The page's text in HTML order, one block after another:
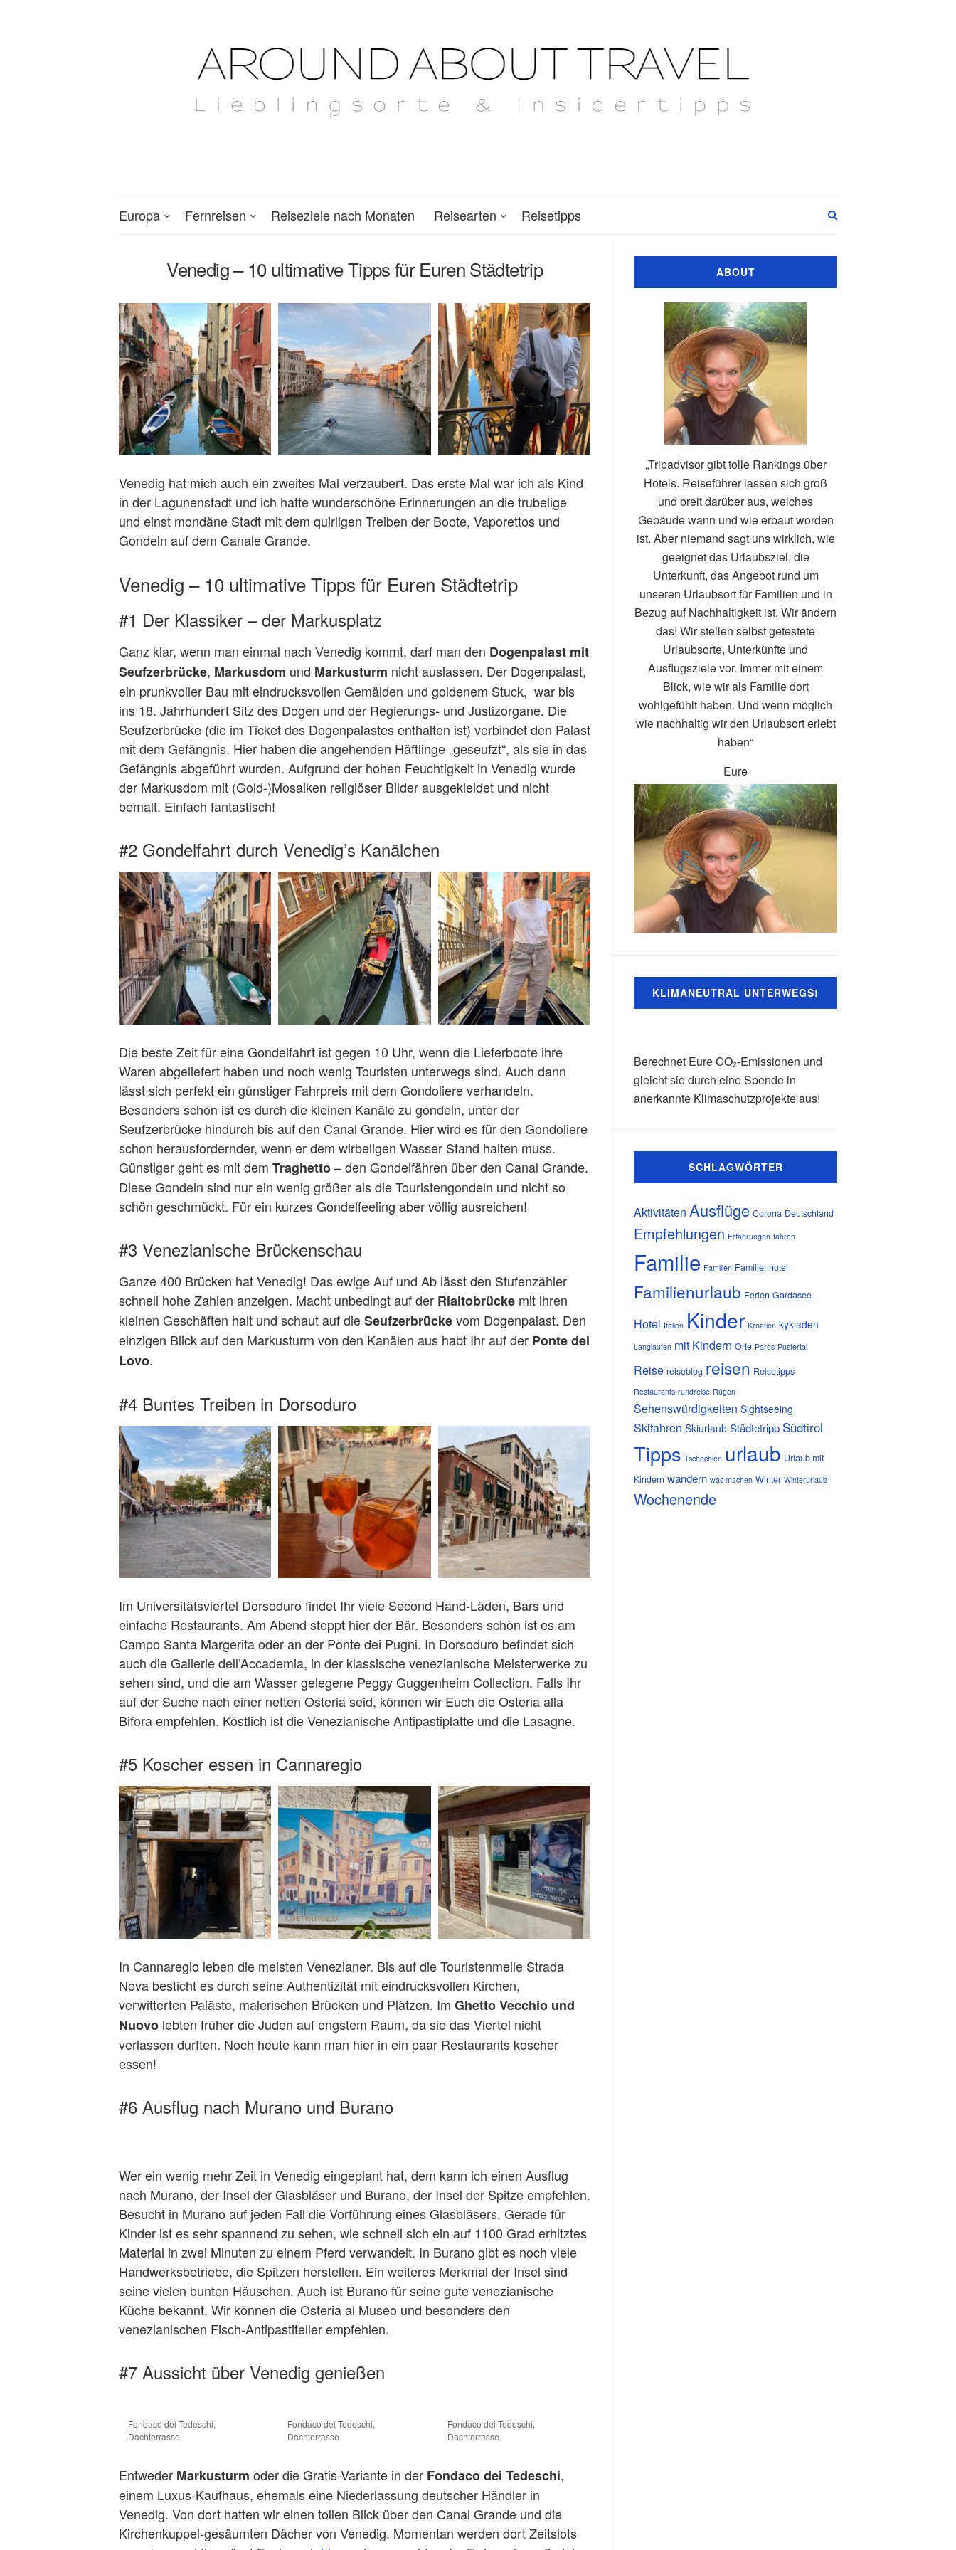
Europa Fernreisen Reiseziele nach Monaten Reisearten Reisetipps
Venedig – 10 ultimative Tipps für Euren Städtetrip
Venedig hat mich auch ein zweites Mal verzaubert. Das erste Mal war ich als Kind
in der Lagunenstadt und ich hatte wunderschöne Erinnerungen an die trubelige
und einst mondäne Stadt mit dem quirligen Treiben der Boote, Vaporettos und
Gondeln auf dem Canale Grande.
Venedig – 10 ultimative Tipps für Euren Städtetrip
#1 Der Klassiker – der Markusplatz
Ganz klar, wenn man einmal nach Venedig kommt, darf man den Dogenpalast mit
Seufzerbrücke, Markusdom und Markusturm nicht auslassen. Der Dogenpalast,
ein prunkvoller Bau mit eindrucksvollen Gemälden und goldenem Stuck, war bis
ins 18. Jahrhundert Sitz des Dogen und der Regierungs- und Justizorgane. Die
Seufzerbrücke (die im Ticket des Dogenpalastes enthalten ist) verbindet den Palast
mit dem Gefängnis. Hier haben die angehenden Häftlinge „geseufzt“, als sie in das
Gefängnis abgeführt wurden. Aufgrund der hohen Feuchtigkeit in Venedig wurde
der Markusdom mit (Gold-)Mosaiken religiöser Bilder ausgekleidet und nicht
bemalt. Einfach fantastisch!
#2 Gondelfahrt durch Venedig’s Kanälchen
Die beste Zeit für eine Gondelfahrt ist gegen 10 Uhr, wenn die Lieferboote ihre
Waren abgeliefert haben und noch wenig Touristen unterwegs sind. Auch dann
lässt sich perfekt ein günstiger Fahrpreis mit dem Gondoliere verhandeln.
Besonders schön ist es durch die kleinen Kanäle zu gondeln, unter der
Seufzerbrücke hindurch bis auf den Canal Grande. Hier wird es für den Gondoliere
schon herausfordernder, wenn er dem wirbeligen Wasser Stand halten muss.
Günstiger geht es mit dem Traghetto– den Gondelfähren über den Canal Grande.
Diese Gondeln sind nur ein wenig größer als die Touristengondeln und nicht so
schön geschmückt. Für ein kurzes Gondelfeeling aber völlig ausreichen!
#3 Venezianische Brückenschau
Ganze 400 Brücken hat Venedig! Das ewige Auf und Ab lässt den Stufenzähler
schnell hohe Zahlen anzeigen. Macht unbedingt auf der Rialtobrücke mit ihren
kleinen Geschäften halt und schaut auf dieSeufzerbrückevom Dogenpalast. Den
einzigen Blick auf den Markusturm von den Kanälen aus habt Ihr auf der Ponte del
Lovo.
#4 Buntes Treiben in Dorsoduro
Im Universitätsviertel Dorsoduro findet Ihr viele Second Hand-Läden, Bars und
einfache Restaurants. Am Abend steppt hier der Bär. Besonders schön ist es am
Campo Santa Margerita oder an der Ponte dei Pugni. In Dorsoduro befindet sich
auch die Gallerie dell’Accademia, in der klassische venezianische Meisterwerke zu
sehen sind, und die am Wasser gelegene Peggy Guggenheim Collection. Falls Ihr
auf der Suche nach einer netten Osteria seid, können wir Euch die Osteria alla
Bifora empfehlen. Köstlich ist die Venezianische Antipastiplatte und die Lasagne.
#5 Koscher essen in Cannaregio
In Cannaregio leben die meisten Venezianer. Bis auf die Touristenmeile Strada
Nova besticht es durch seine Authentizität mit eindrucksvollen Kirchen,
verwitterten Paläste, malerischen Brücken und Plätzen. Im Ghetto Vecchio und
Nuovo lebten früher die Juden auf engstem Raum, da sie das Viertel nicht
verlassen durften. Noch heute kann man hier in ein paar Restaurants koscher
essen!
#6 Ausflug nach Murano und Burano
Wer ein wenig mehr Zeit in Venedig eingeplant hat, dem kann ich einen Ausflug
nach Murano, der Insel der Glasbläser und Burano, der Insel der Spitze empfehlen.
Besucht in Murano auf jeden Fall die Vorführung eines Glasbläsers. Gerade für
Kinder ist es sehr spannend zu sehen, wie schnell sich ein auf 1100 Grad erhitztes
Material in zwei Minuten zu einem Pferd verwandelt. In Burano gibt es noch viele
Handwerksbetriebe, die Spitzen herstellen. Ein weiteres Merkmal der Insel sind
seine vielen bunten Häuschen. Auch ist Burano für seine gute venezianische
Küche bekannt. Wir können die Osteria al Museo und besonders den
venezianischen Fisch-Antipastiteller empfehlen.
#7 Aussicht über Venedig genießen
Fondaco dei Tedeschi,
Dachterrasse
Fondaco dei Tedeschi,
Dachterrasse
Fondaco dei Tedeschi,
Dachterrasse
Entweder Markusturm oder die Gratis-Variante in der Fondaco dei Tedeschi,
einem Luxus-Kaufhaus, ehemals eine Niederlassung deutscher Händler in
Venedig. Von dort hatten wir einen tollen Blick über den Canal Grande und die
Kirchenkuppel-gesäumten Dächer von Venedig. Momentan werden dort Zeitslots
ABOUT
„Tripadvisor gibt tolle Rankings über
Hotels. Reiseführer lassen sich groß
und breit darüber aus, welches
Gebäude wann und wie erbaut worden
ist. Aber niemand sagt uns wirklich, wie
geeignet das Urlaubsziel, die
Unterkunft, das Angebot rund um
unseren Urlaubsort für Familien und in
Bezug auf Nachhaltigkeit ist. Wir ändern
das! Wir stellen selbst getestete
Urlaubsorte, Unterkünfte und
Ausflugsziele vor. Immer mit einem
Blick, wie wir als Familie dort
wohlgefühlt haben. Und wenn möglich
wie nachhaltig wir den Urlaubsort erlebt
haben“
Eure
KLIMANEUTRAL UNTERWEGS!
Berechnet Eure CO₂-Emissionen und
gleicht sie durch eine Spende in
anerkannte Klimaschutzprojekte aus!
SCHLAGWÖRTER
Aktivitäten Ausflüge Corona Deutschland
Empfehlungen Erfahrungen fahren
Familie Familien Familienhotel
Familienurlaub Ferien Gardasee
Hotel Italien Kinder Kroatien kykladen
Langlaufen mit Kindern Orte Paros Pustertal
Reise reiseblog reisen Reisetipps
Restaurants rundreise Rügen
Sehenswürdigkeiten Sightseeing
Skifahren Skiurlaub Städtetripp Südtirol
Tipps Tschechien urlaub Urlaub mit
Kindern wandern was machen Winter Winterurlaub
Wochenende